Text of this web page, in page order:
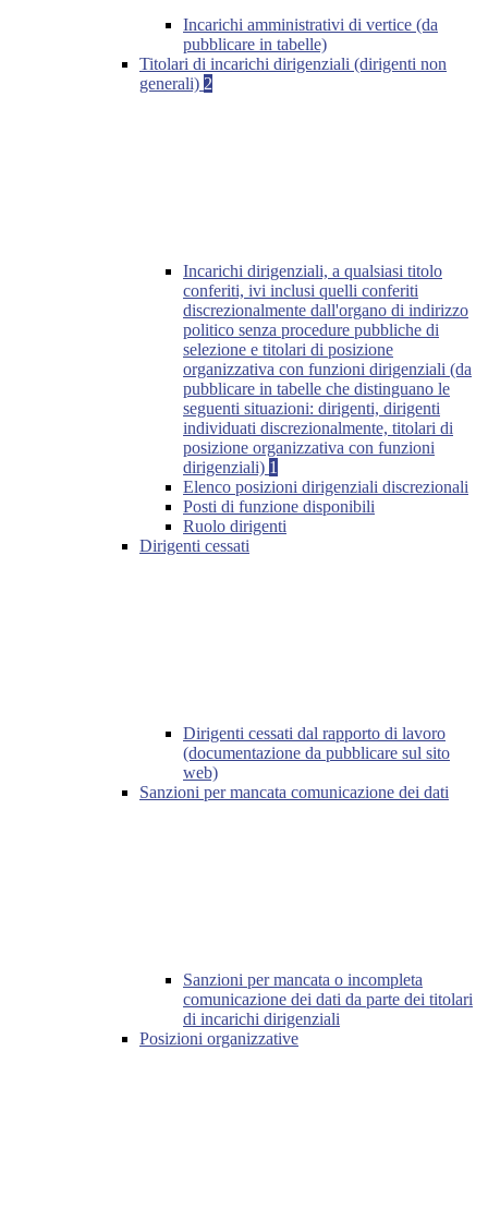
Incarichi amministrativi di vertice (da
pubblicare in tabelle)
Titolari di incarichi dirigenziali (dirigenti non
generali) 2
Incarichi dirigenziali, a qualsiasi titolo
conferiti, ivi inclusi quelli conferiti
discrezionalmente dall'organo di indirizzo
politico senza procedure pubbliche di
selezione e titolari di posizione
organizzativa con funzioni dirigenziali (da
pubblicare in tabelle che distinguano le
seguenti situazioni: dirigenti, dirigenti
individuati discrezionalmente, titolari di
posizione organizzativa con funzioni
dirigenziali) 1
Elenco posizioni dirigenziali discrezionali
Posti di funzione disponibili
Ruolo dirigenti
Dirigenti cessati
Dirigenti cessati dal rapporto di lavoro
(documentazione da pubblicare sul sito
web)
Sanzioni per mancata comunicazione dei dati
Sanzioni per mancata o incompleta
comunicazione dei dati da parte dei titolari
di incarichi dirigenziali
Posizioni organizzative